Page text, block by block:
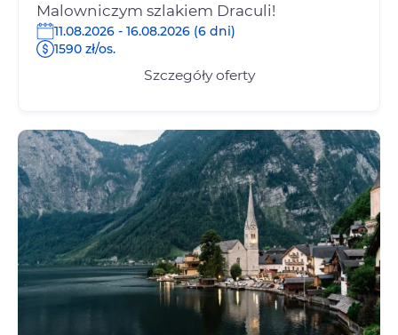
Malowniczym szlakiem Draculi!
11.08.2026 - 16.08.2026 (6 dni)
1590 zł/os.
Szczegóły oferty